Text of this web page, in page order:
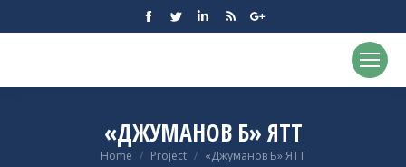
FacebookTwitterLinkedin
Rss Google+
«ДЖУМАНОВ Б» ЯТТ
You are here:
Home Project «Джуманов Б» ЯТТ